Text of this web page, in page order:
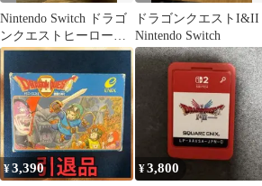
Nintendo Switch ドラゴ
ンクエストヒーローズ
I・II
ドラゴンクエストI&II
Nintendo Switch
¥3,390 ¥3,800